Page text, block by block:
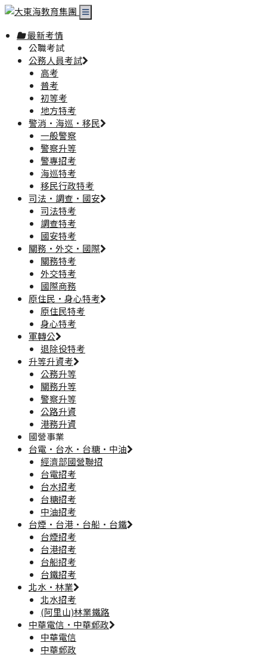
最新考情
公職考試
公務人員考試
高考
普考
初等考
地方特考
警消·海巡·移民
一般警察
警察升等
警專招考
海巡特考
移民行政特考
司法·調查·國安
司法特考
調查特考
國安特考
關務·外交·國際
關務特考
外交特考
國際商務
原住民·身心特考
原住民特考
身心特考
軍轉公
退除役特考
升等升資考
公務升等
關務升等
警察升等
公路升資
港務升資
國營事業
台電·台水·台糖·中油
經濟部國營聯招
台電招考
台水招考
台糖招考
中油招考
台煙·台港·台船·台鐵
台煙招考
台港招考
台船招考
台鐵招考
北水·林業
北水招考
(阿里山)林業鐵路
中華電信·中華郵政
中華電信
中華郵政